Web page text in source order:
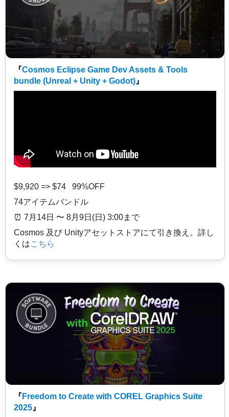
『Cosmos Eclipse Game Dev Assets & Tools
bundle (Unreal + Unity + Godot) 』
$9,920 => $74 99%OFF
74アイテムバンドル
⏰️ 7月14日 〜 8月9日(日) 3:00まで
Cosmos 及び Unityアセットストアにて引き換え。詳し
くはこちら
『 Freedom to Create with COREL Graphics Suite
2025 』